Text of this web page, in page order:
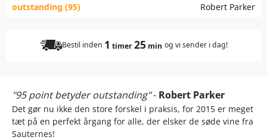
outstanding (95)
Robert Parker
Bestil inden 1 timer25 min og vi sender i dag!
"95 point betyder outstanding"- Robert Parker
Det gør nu ikke den store forskel i praksis, for 2015 er meget
tæt på en perfekt årgang for alle, der elsker de søde vine fra
Sauternes!